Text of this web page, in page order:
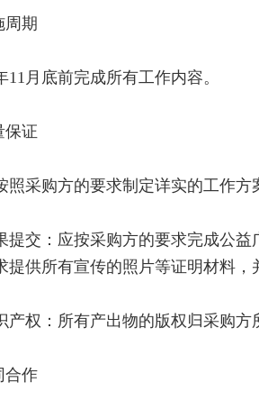
期
月底前完成所有工作内容。
证
购方的要求制定详实的工作方
：应按采购方的要求完成公益广
提供所有宣传的照片等证明材料
：所有产出物的版权归采购方
作